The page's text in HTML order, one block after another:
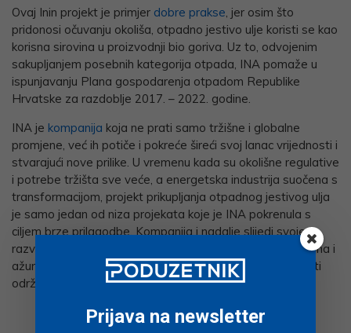
Ovaj Inin projekt je primjer dobre prakse, jer osim što
pridonosi očuvanju okoliša, otpadno jestivo ulje koristi se kao
korisna sirovina u proizvodnji bio goriva. Uz to, odvojenim
sakupljanjem posebnih kategorija otpada, INA pomaže u
ispunjavanju Plana gospodarenja otpadom Republike
Hrvatske za razdoblje 2017. – 2022. godine.
INA je kompanija koja ne prati samo tržišne i globalne
promjene, već ih potiče i pokreće šireći svoj lanac vrijednosti i
stvarajući nove prilike. U vremenu kada su okolišne regulative
i potrebe tržišta sve veće, a energetska industrija suočena s
transformacijom, projekt prikupljanja otpadnog jestivog ulja
je samo jedan od niza projekata koje je INA pokrenula s
ciljem brze prilagodbe. Kompanija i nadalje slijedi svoje
razvojne smjernice koje su usklađene s okolišnim izazovima i
ažuriranom strategijom MOL Grupe, a koje će joj osigurati
održivu budućnost.
Prijava na newsletter